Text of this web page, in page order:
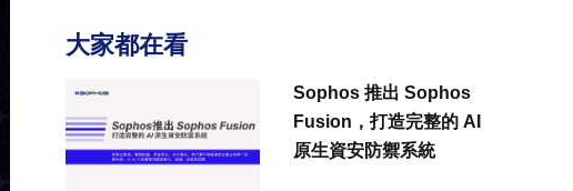
大家都在看
Sophos 推出 Sophos
Fusion，打造完整的 AI
原生資安防禦系統